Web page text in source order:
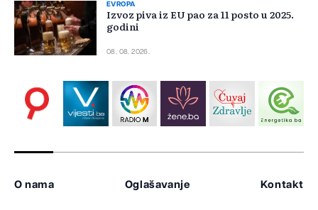
EVROPA
Izvoz piva iz EU pao za 11 posto u 2025.
godini
08. 08. 2026.
O nama Oglašavanje Kontakt